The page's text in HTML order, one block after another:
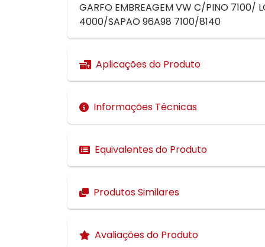
GARFO EMBREAGEM VW C/PINO
4000/SAPAO 96A98 7100/8140
Aplicações do Produto
Informações Técnicas
Equivalentes do Produto
Produtos Similares
Avaliações do Produto